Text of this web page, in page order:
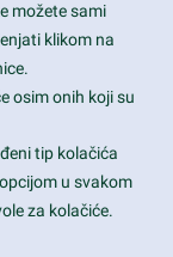
94043
možete sami
klikom na
osim onih koji su
tip kolačića
u svakom
za kolačiće.